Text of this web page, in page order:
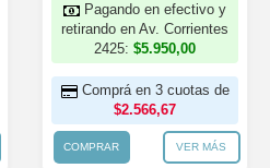
Pagando en efectivo y
retirando en Av. Corrientes
2425: $5.950,00
Comprá en 3 cuotas de
$2.566,67
COMPRAR VER MÁS